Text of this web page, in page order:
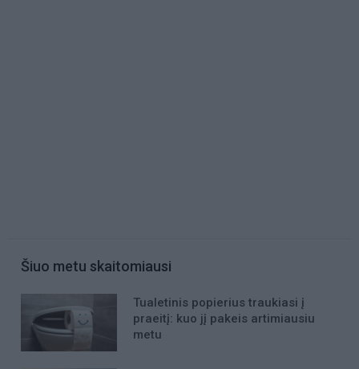
Šiuo metu skaitomiausi
Tualetinis popierius traukiasi į
praeitį: kuo jį pakeis artimiausiu
metu